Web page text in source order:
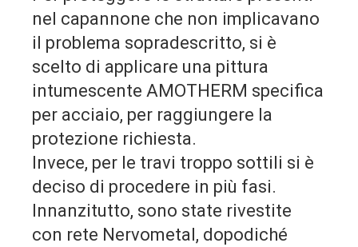
nel capannone che non implicavano
il problema sopradescritto, si è
scelto di applicare una pittura
intumescente AMOTHERM specifica
per acciaio, per raggiungere la
protezione richiesta.
Invece, per le travi troppo sottili si è
deciso di procedere in più fasi.
Innanzitutto, sono state rivestite
con rete Nervometal, dopodiché